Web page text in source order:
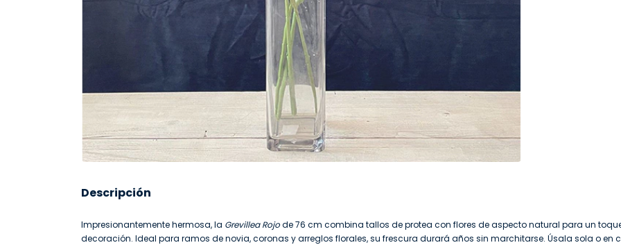
Descripción
Impresionantemente hermosa, la Grevillea Rojode 76 cm combina tallos de protea con flores de aspecto natural para un
decoración. Ideal para ramos de novia, coronas y arreglos florales, su frescura durará años sin marchitarse. Úsala sola o en